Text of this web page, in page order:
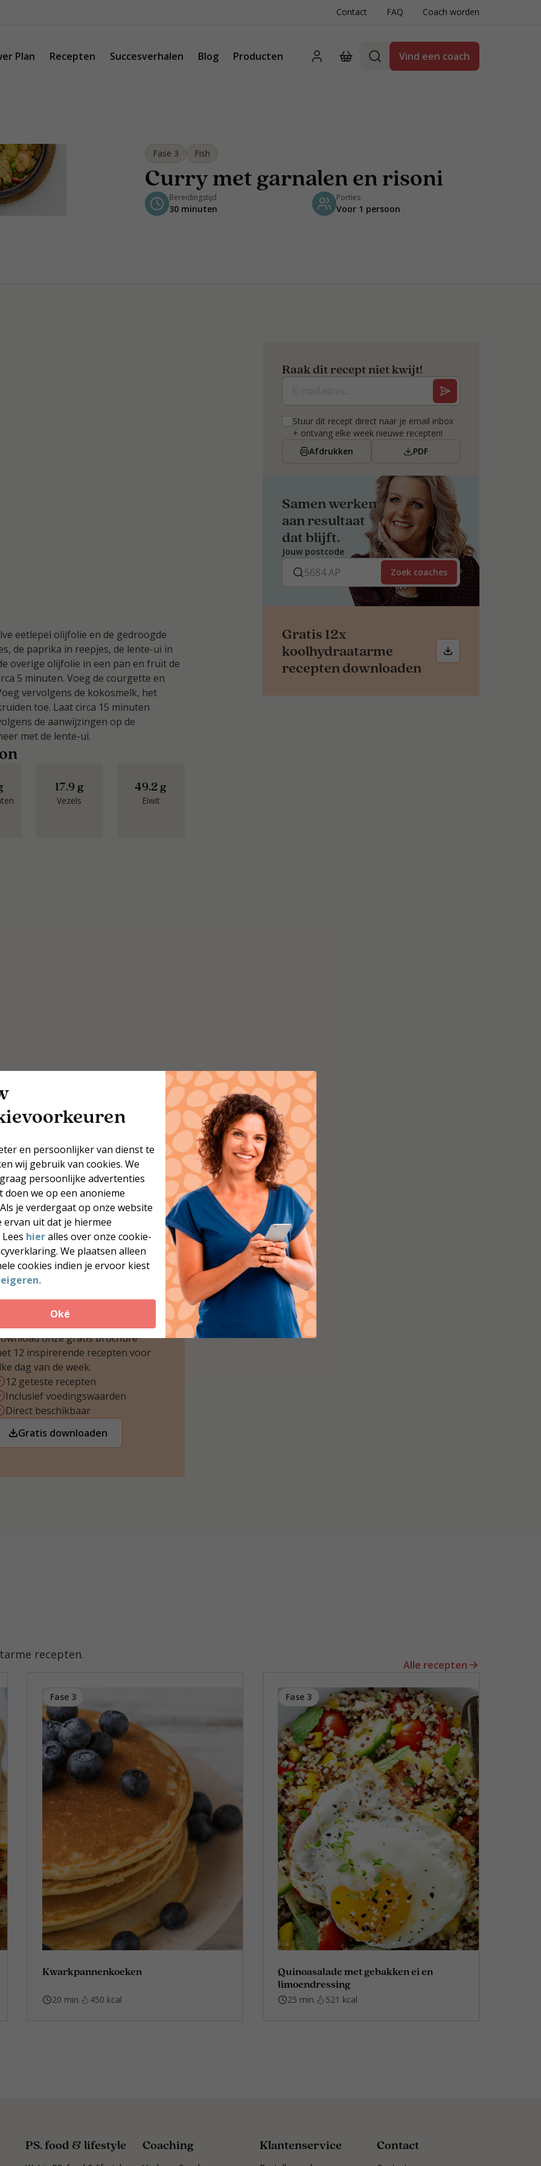
en persoonlijker van dienst te
wij gebruik van cookies. We
persoonlijke advertenties
doen we op een anonieme
je verdergaat op onze website
ervan uit dat je hiermee
hieralles over onze cookie-
We plaatsen alleen
cookies indien je ervoor kiest
Oké
Contact FAQ Coach worden
Plan Recepten Succesverhalen Blog Producten Vind een coach
Fase 3 Fish
Curry met garnalen en risoni
Bereidingstijd
30 minuten
Porties
Voor 1 persoon
eetlepel olijfolie en de gedroogde
de paprika in reepjes, de lente-ui in
overige olijfolie in een pan en fruit de
5 minuten. Voeg de courgette en
vervolgens de kokosmelk, het
toe. Laat circa 15 minuten
de aanwijzingen op de
met de lente-ui.
17.9 g
Vezels
49.2 g
Eiwit
koolhydraatarme
recepten
Wil je meer heerlijke,
onze gratis brochure
12 inspirerende recepten voor
dag van de week.
12 geteste recepten
Inclusief voedingswaarden
Direct beschikbaar
Gratis downloaden
Raak dit recept niet kwijt!
Stuur dit recept direct naar je email inbox
+ ontvang elke week nieuwe recepten!
Afdrukken
PDF
Samen werken
aan resultaat
dat blijft.
Jouw postcode
Zoek coaches
Gratis 12x
koolhydraatarme
recepten downloaden
recepten.
Alle recepten
Fase 3
Kwarkpannenkoeken
20 min. 450 kcal
Fase 3
Quinoasalade met gebakken ei en
limoendressing
25 min. 521 kcal
PS. food & lifestyle Coaching Klantenservice Contact